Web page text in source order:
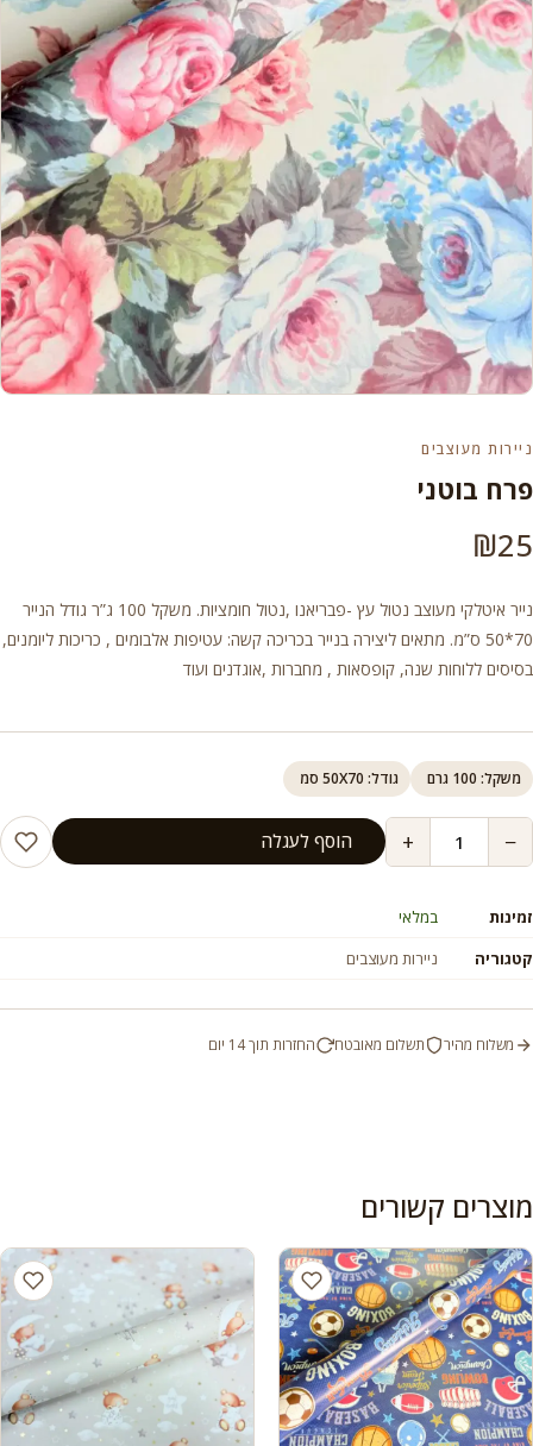
ניירות מעוצבים
פרח בוטני
₪25
נייר איטלקי מעוצב נטול עץ -פבריאנו ,נטול חומציות. משקל 100 ג”ר גודל הנייר
70*50 ס”מ. מתאים ליצירה בנייר בכריכה קשה: עטיפות אלבומים , כריכות ליומנים,
בסיסים ללוחות שנה, קופסאות , מחברות ,אוגדנים ועוד
משקל: 100 גרם גודל: 50X70 סמ
−
+ הוסף לעגלה
זמינות
במלאי
קטגוריה
ניירות מעוצבים
משלוח מהיר תשלום מאובטח החזרות תוך 14 יום
מוצרים קשורים